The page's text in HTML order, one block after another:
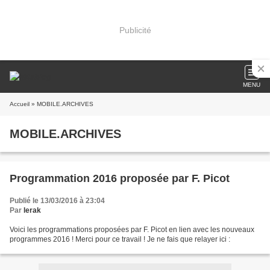
Publicité
MENU
Accueil » MOBILE.ARCHIVES
MOBILE.ARCHIVES
Programmation 2016 proposée par F. Picot
Publié le 13/03/2016 à 23:04
Par lerak
Voici les programmations proposées par F. Picot en lien avec les nouveaux
programmes 2016 ! Merci pour ce travail ! Je ne fais que relayer ici :